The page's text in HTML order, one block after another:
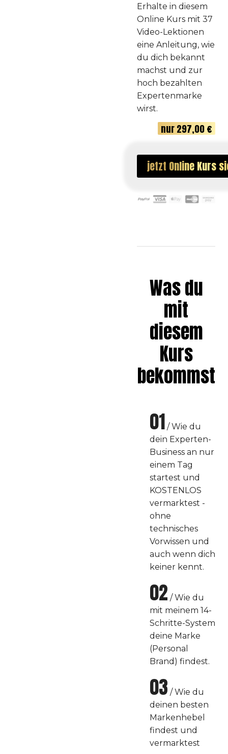
Erhalte in diesem
Online Kurs mit 37
Video-Lektionen
eine Anleitung, wie
du dich bekannt
machst und zur
hoch bezahlten
Expertenmarke
wirst.
nur 297,00 €
jetzt Online Kurs
Was du
mit
diesem
Kurs
bekommst
01 / Wie du
dein Experten-
Business an nur
einem Tag
startest und
KOSTENLOS
vermarktest -
ohne
technisches
Vorwissen und
auch wenn dich
keiner kennt.
02 / Wie du
mit meinem 14-
Schritte-System
deine Marke
(Personal
Brand) findest.
03 / Wie du
deinen besten
Markenhebel
findest und
vermarktest